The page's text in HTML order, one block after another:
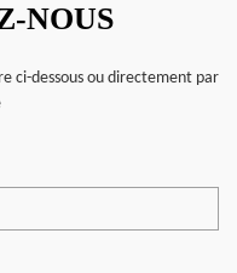
NOUS
ci-dessous ou directement par